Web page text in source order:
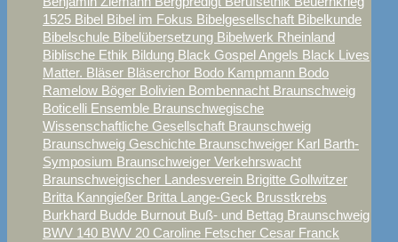
1525 Bibel Bibel im Fokus Bibelgesellschaft Bibelkunde
Bibelschule Bibelübersetzung Bibelwerk Rheinland
Biblische Ethik Bildung Black Gospel Angels Black Lives
Matter. Bläser Bläserchor Bodo Kampmann Bodo
Ramelow Böger Bolivien Bombennacht Braunschweig
Boticelli Ensemble Braunschwegische
Wissenschaftliche Gesellschaft Braunschweig
Braunschweig Geschichte Braunschweiger Karl Barth-
Symposium Braunschweiger Verkehrswacht
Braunschweigischer Landesverein Brigitte Gollwitzer
Britta Kanngießer Britta Lange-Geck Brusstkrebs
Burkhard Budde Burnout Buß- und Bettag Braunschweig
BWV 140 BWV 20 Caroline Fetscher Cesar Franck